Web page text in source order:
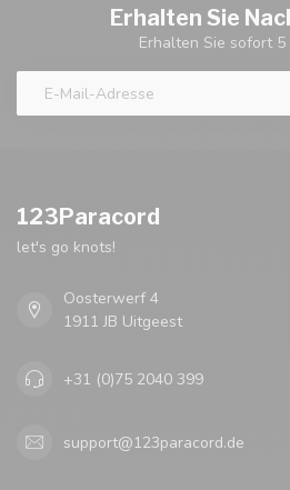
Erhalten Sie
Erhalten Sie sofort 5
123Paracord
let's go knots!
Oosterwerf 4
1911 JB Uitgeest
+31 (0)75 2040 399
support@123paracord.de